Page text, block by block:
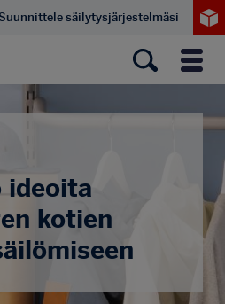
Suunnittele säilytysjärjestelmäsi
ideoita
kotien